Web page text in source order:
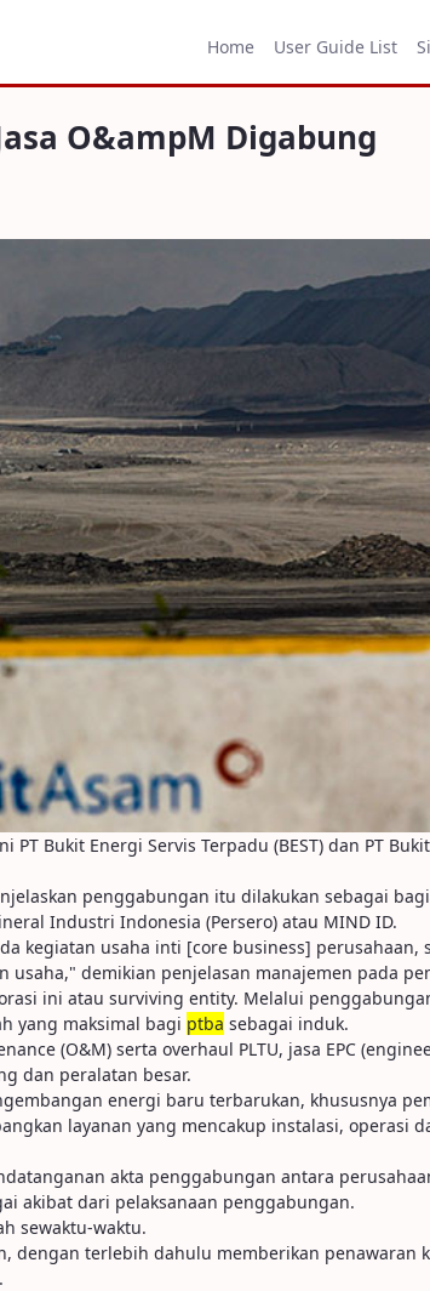
Digabung
Home User Guide List
O&ampM Digabung
Bukit Energi Servis Terpadu (BEST) dan PT
penggabungan itu dilakukan sebagai
Industri Indonesia (Persero) atau MIND ID.
kegiatan usaha inti [core business] perusahaan,
demikian penjelasan manajemen pada
ini atau surviving entity. Melalui
yang maksimal bagi ptba sebagai induk.
(O&M) serta overhaul PLTU, jasa EPC
dan peralatan besar.
energi baru terbarukan, khususnya
layanan yang mencakup instalasi, operasi
akta penggabungan antara
akibat dari pelaksanaan penggabungan.
sewaktu-waktu.
dengan terlebih dahulu memberikan penawaran